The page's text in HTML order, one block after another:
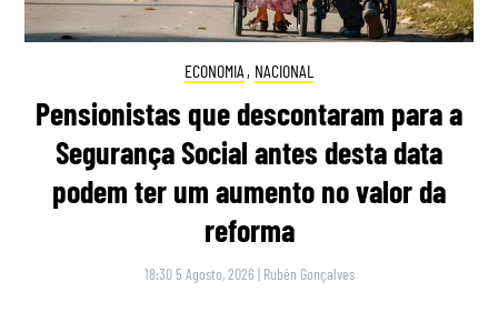
ECONOMIA , NACIONAL
Pensionistas que descontaram para a
Segurança Social antes desta data
podem ter um aumento no valor da
reforma
18:30 5 Agosto, 2026 | Rubén Gonçalves